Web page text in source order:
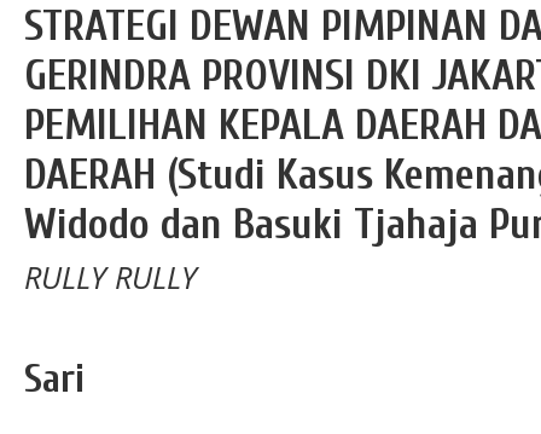
STRATEGI DEWAN PIMPINAN
GERINDRA PROVINSI DKI
PEMILIHAN KEPALA DAERAH
DAERAH (Studi Kasus
Widodo dan Basuki Tjahaja
RULLY RULLY
Sari